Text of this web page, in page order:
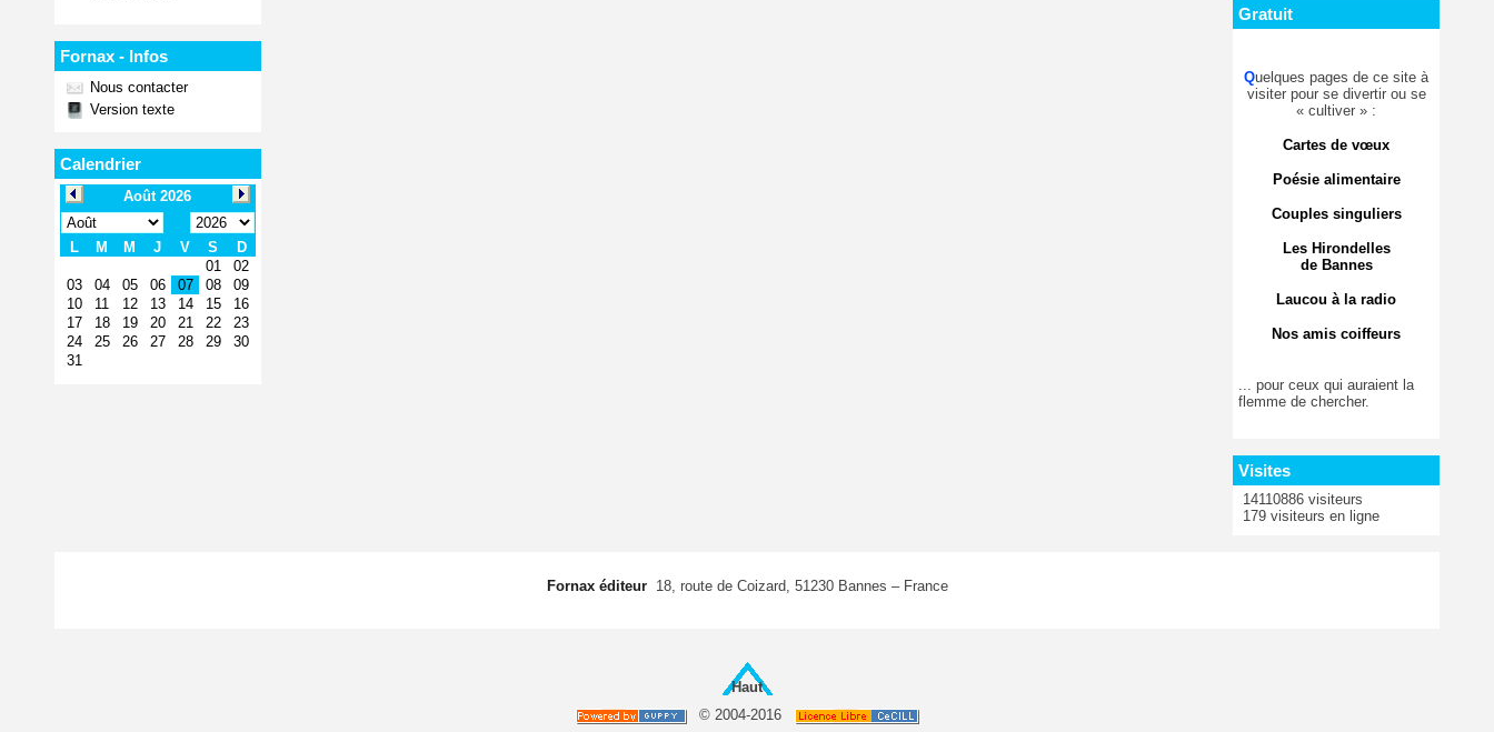
Fornax - Infos
Nous contacter
Version texte
Calendrier
Gratuit
Quelques pages de ce site à
visiter pour se divertir ou se
« cultiver » :
Cartes de vœux
Poésie alimentaire
Couples singuliers
Les Hirondelles
de Bannes
Laucou à la radio
Nos amis coiffeurs
... pour ceux qui auraient la
flemme de chercher.
Visites
14110886 visiteurs
179 visiteurs en ligne
Fornax éditeur 18, route de Coizard, 51230 Bannes – France
Haut
© 2004-2016